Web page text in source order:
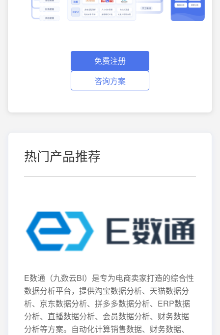
免费注册
咨询方案
热门产品推荐
E数通（九数云BI）是专为电商卖家打造的综合性
数据分析平台，提供淘宝数据分析、天猫数据分
析、京东数据分析、拼多多数据分析、ERP数据
分析、直播数据分析、会员数据分析、财务数据
分析等方案。自动化计算销售数据、财务数据、